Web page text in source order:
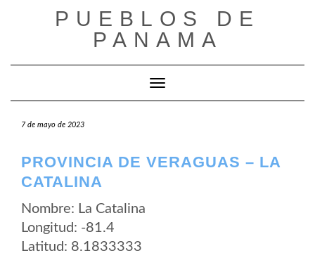
PUEBLOS DE
PANAMA
Cambiar modo de navegación
7 de mayo de 2023
PROVINCIA DE VERAGUAS – LA
CATALINA
Nombre: La Catalina
Longitud: -81.4
Latitud: 8.1833333